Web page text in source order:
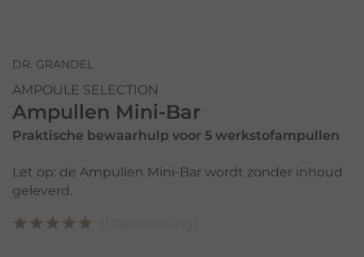
DR. GRANDEL
AMPOULE SELECTION
Ampullen Mini-Bar
Praktische bewaarhulp voor 5 werkstofampullen
Let op: de Ampullen Mini-Bar wordt zonder inhoud
geleverd.